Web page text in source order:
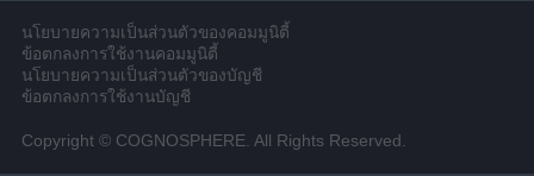
นโยบายความเป็นส่วนตัวของคอมมูนิตี้
ข้อตกลงการใช้งานคอมมูนิตี้
นโยบายความเป็นส่วนตัวของบัญชี
ข้อตกลงการใช้งานบัญชี
Copyright © COGNOSPHERE. All Rights Reserved.